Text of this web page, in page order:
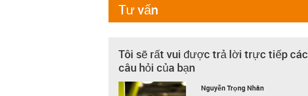
Tư vấn
Tôi sẽ rất vui được trả lời trực tiếp các
câu hỏi của bạn
Nguyễn Trọng Nhân